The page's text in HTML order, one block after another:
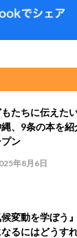
もたちに伝えた
、9条の本を
ン
年8月6日
候変動を学ぼ
るにはどうす